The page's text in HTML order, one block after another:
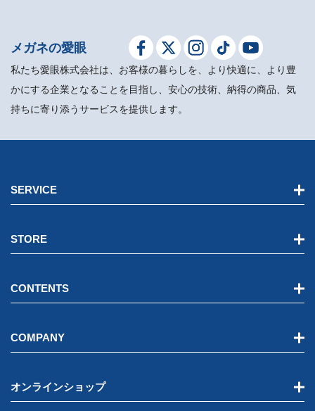
メガネの愛眼
私たち愛眼株式会社は、お客様の暮らしを、より快適に、より豊
かにする企業となることを目指し、安心の技術、納得の商品、気
持ちに寄り添うサービスを提供します。
SERVICE
STORE
CONTENTS
COMPANY
オンラインショップ